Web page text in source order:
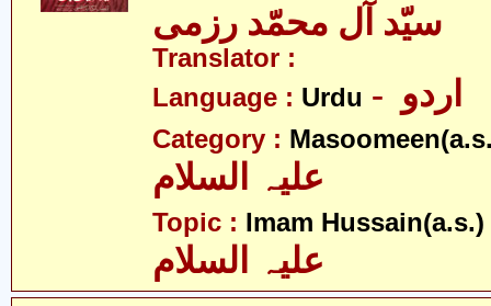
سیّد آل محمّد رزمی
Translator :
Language : Urdu
Category :
Topic : Imam Hussain(a.s.)
علیہ السلام